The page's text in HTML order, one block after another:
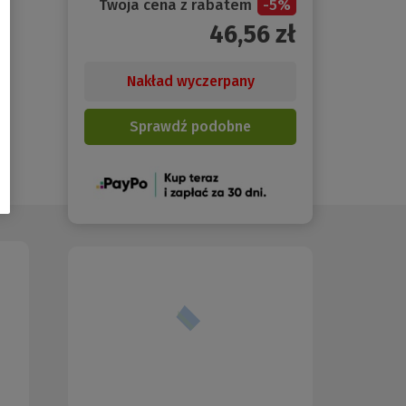
Twoja cena z rabatem -5%
46,56zł
Nakład wyczerpany
Sprawdź podobne
(Nowe